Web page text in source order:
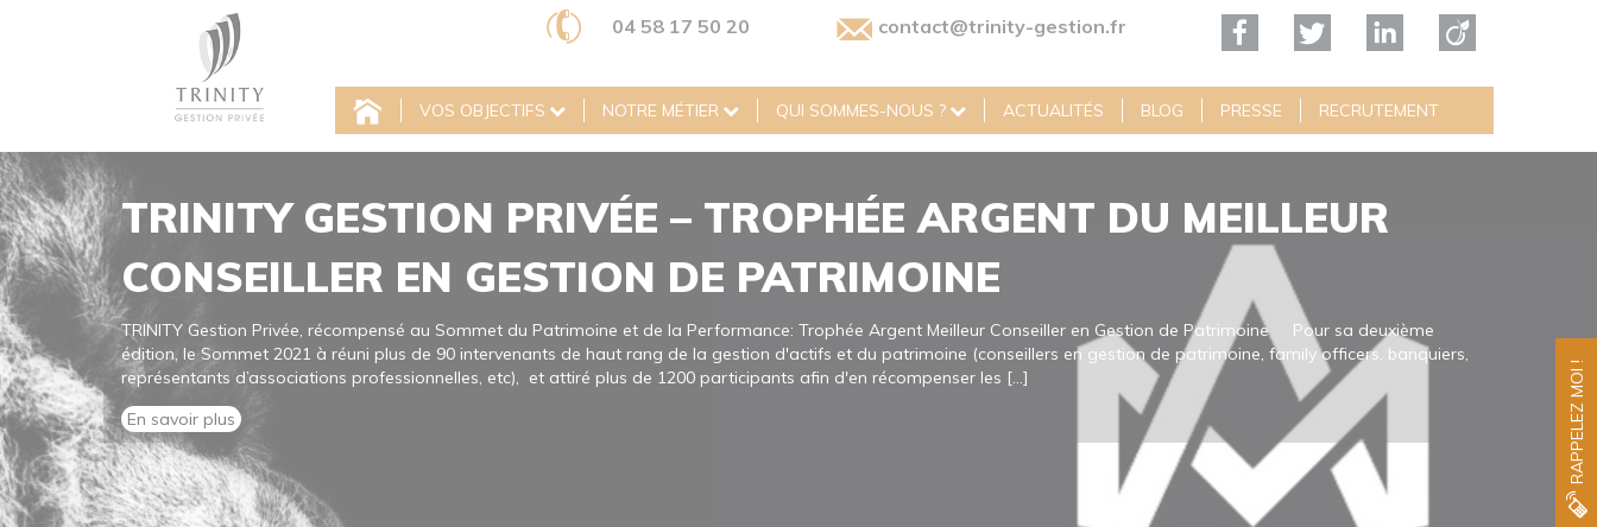
RAPPELEZ MOI !
04 58 17 50 20 contact@trinity-gestion.fr
VOS OBJECTIFS NOTRE MÉTIER QUI SOMMES-NOUS ? ACTUALITÉS BLOG PRESSE RECRUTEMENT
TRINITY GESTION PRIVÉE – TROPHÉE ARGENT DU MEILLEUR
CONSEILLER EN GESTION DE PATRIMOINE
TRINITY Gestion Privée, récompensé au Sommet du Patrimoine et de la Performance: Trophée Argent Meilleur Conseiller en Gestion de Patrimoine Pour sa deuxième
édition, le Sommet 2021 à réuni plus de 90 intervenants de haut rang de la gestion d'actifs et du patrimoine (conseillers en gestion de patrimoine, family officers, banquiers,
représentants d’associations professionnelles, etc), et attiré plus de 1200 participants afin d'en récompenser les [...]
En savoir plus